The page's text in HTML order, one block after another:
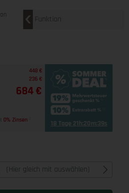
Funktion
448 €
236 €
684 €
0% Zinsen 18 Tage 21h:20m:38s
(Hier gleich mit auswählen)